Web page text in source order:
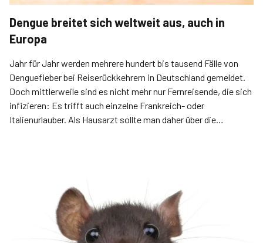
Dengue breitet sich weltweit aus, auch in
Europa
Jahr für Jahr werden mehrere hundert bis tausend Fälle von
Denguefieber bei Reiserückkehrern in Deutschland gemeldet.
Doch mittlerweile sind es nicht mehr nur Fernreisende, die sich
infizieren: Es trifft auch einzelne Frankreich- oder
Italienurlauber. Als Hausarzt sollte man daher über die